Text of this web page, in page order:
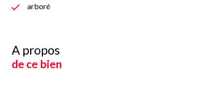
arboré
A propos
de ce bien